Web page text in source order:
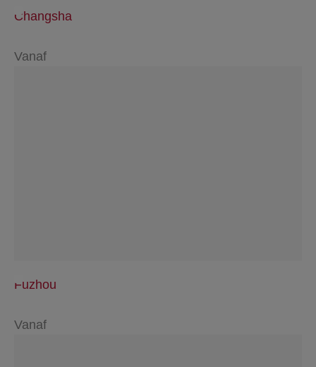
Changsha
Vanaf
Fuzhou
Vanaf